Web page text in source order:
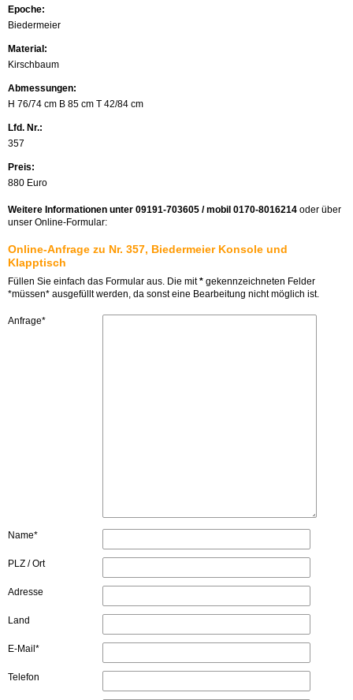
Epoche:
Biedermeier
Material:
Kirschbaum
Abmessungen:
H 76/74 cm B 85 cm T 42/84 cm
Lfd. Nr.:
357
Preis:
880 Euro
Weitere Informationen unter 09191-703605 / mobil 0170-8016214 oder über
unser Online-Formular:
Online-Anfrage zu Nr. 357, Biedermeier Konsole und
Klapptisch
Füllen Sie einfach das Formular aus. Die mit* gekennzeichneten Felder
*müssen* ausgefüllt werden, da sonst eine Bearbeitung nicht möglich ist.
Anfrage*
Name*
PLZ / Ort
Adresse
Land
E-Mail*
Telefon